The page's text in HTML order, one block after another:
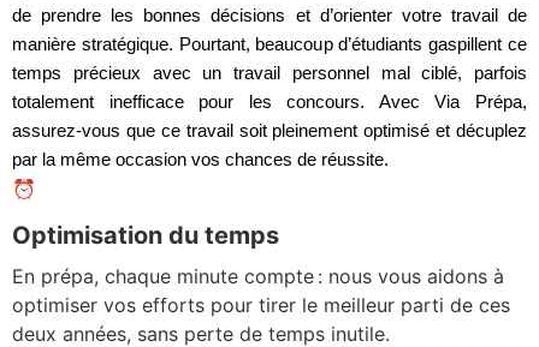
de prendre les bonnes décisions et d’orienter votre travail de
manière stratégique. Pourtant, beaucoup d’étudiants gaspillent ce
temps précieux avec un travail personnel mal ciblé, parfois
totalement inefficace pour les concours. AvecVia Prépa,
assurez-vous que ce travail soit pleinement optimisé et décuplez
par la même occasion vos chances de réussite.
⏰
Optimisation du temps
En prépa, chaque minute compte : nous vous aidons à
optimiser vos efforts pour tirer le meilleur parti de ces
deux années, sans perte de temps inutile.